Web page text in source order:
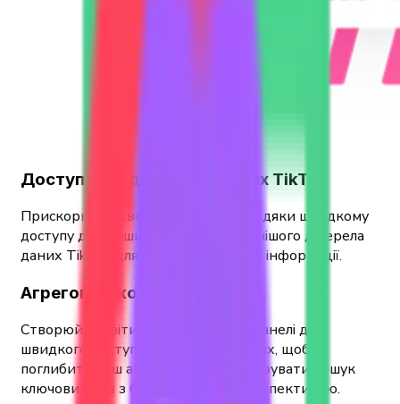
Доступ до відповідних даних TikTok
Прискорюйте свої дослідження завдяки швидкому
доступу до найширшого та найякіснішого джерела
даних TikTok для аналізу соціальної інформації.
Агреговані комплексні звіти
Створюйте звіти та інформаційні панелі для
швидкого доступу та експорту даних, щоб
поглибити ваш аналіз і контекстуалізувати пошук
ключових слів з більш широкою перспективою.